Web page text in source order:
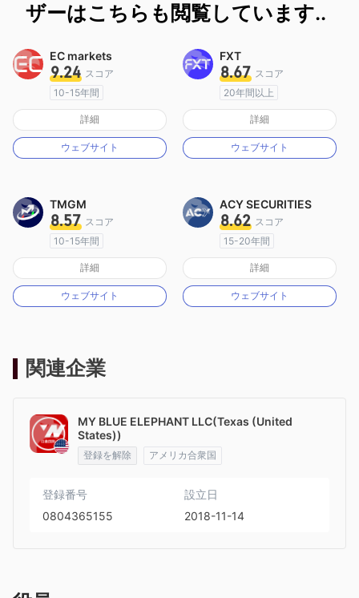
ザーはこちらも閲覧しています..
EC markets
9.24 スコア
10-15年間
オーストラリア規制
マーケットメイキングライセンス（MM）
MT4フルライセンス
詳細
ウェブサイト
FXT
8.67 スコア
20年間以上
オーストラリア規制
マーケットメイキングライセンス（MM）
MT4フルライセンス
詳細
ウェブサイト
TMGM
8.57 スコア
10-15年間
オーストラリア規制
マーケットメイキングライセンス（MM）
MT4フルライセンス
詳細
ウェブサイト
ACY SECURITIES
8.62 スコア
15-20年間
オーストラリア規制
マーケットメイキングライセンス（MM）
MT4フルライセンス
詳細
ウェブサイト
関連企業
MY BLUE ELEPHANT LLC(Texas (United
States))
登録を解除 アメリカ合衆国
登録番号
0804365155
設立日
2018-11-14